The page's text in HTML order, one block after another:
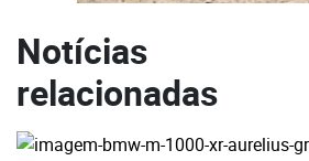
Notícias
relacionadas